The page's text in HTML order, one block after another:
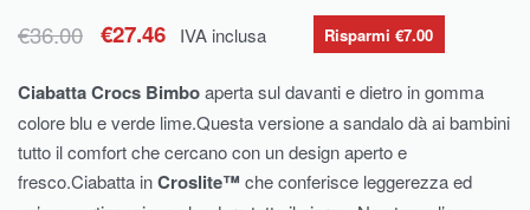
€36.00 €27.46 IVA inclusa Risparmi €7.00
Ciabatta Crocs Bimboaperta sul davanti e dietro in gomma
colore blu e verde lime.Questa versione a sandalo dà ai bambini
tutto il comfort che cercano con un design aperto e
fresco.Ciabatta inCroslite™ che conferisce leggerezza ed